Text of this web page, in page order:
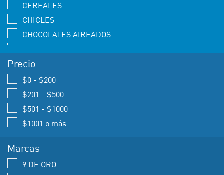
CEREALES
CHICLES
CHOCOLATES AIREADOS
CHOCOLATES MACIZOS
CHOCOLATES RELLENOS
CHUPETINES
GOMAS Y JALEAS
HALLOWEN
NUTRICION
OBLEAS - TURRONES - CUBANITOS - BAÑADOS
Precio
$0 - $200
$201 - $500
$501 - $1000
$1001 o más
Marcas
9 DE ORO